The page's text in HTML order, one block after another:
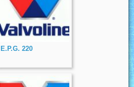
E.P.G. 220